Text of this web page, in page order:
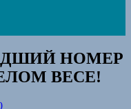
НОМЕР
ВЕСЕ!